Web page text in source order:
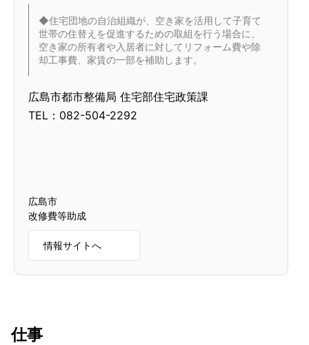
◆住宅団地の自治組織が、空き家を活用して子育て
世帯の住替えを促進するための取組を行う場合に、
空き家の所有者や入居者に対してリフォーム費や除
却工事費、家賃の一部を補助します。
広島市都市整備局 住宅部住宅政策課
TEL：082-504-2292
広島市
改修費等助成
情報サイトへ
仕事